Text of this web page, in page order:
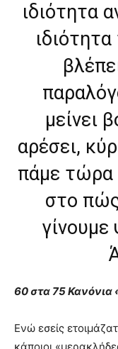
ιδιότητα
μείνει
αρέσει,
πάμε τώρα
στο
60 στα 75
​Ενώ εσείς